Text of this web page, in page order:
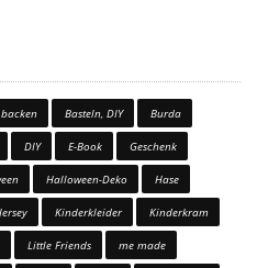
backen Basteln, DIY Burda
DIY E-Book Geschenk
Halloween-Deko Hase
Jersey Kinderkleider Kinderkram
Little Friends me made